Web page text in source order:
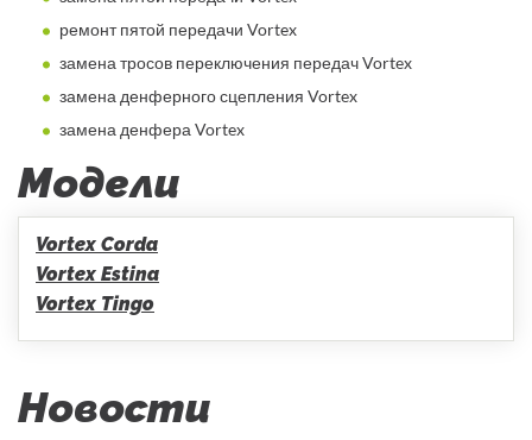
ремонт пятой передачи Vortex
замена тросов переключения передач Vortex
замена денферного сцепления Vortex
замена денфера Vortex
Модели
Vortex Corda
Vortex Estina
Vortex Tingo
Новости